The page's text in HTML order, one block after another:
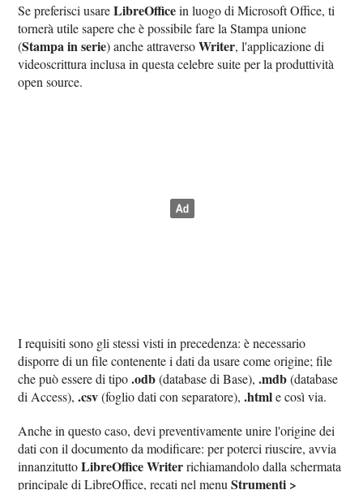
Se preferisci usareLibreOfficein luogo di Microsoft Office, ti
tornerà utile sapere che è possibile fare la Stampa unione
(Stampa in serie) anche attraversoWriter, l'applicazione di
videoscrittura inclusa in questa celebre suite per la produttività
open source.
I requisiti sono gli stessi visti in precedenza: è necessario
disporre di un file contenente i dati da usare come origine; file
che può essere di tipo.odb(database di Base),.mdb(database
di Access),.csv(foglio dati con separatore),.htmle così via.
Anche in questo caso, devi preventivamente unire l'origine dei
dati con il documento da modificare: per poterci riuscire, avvia
innanzituttoLibreOffice Writerrichiamandolo dalla schermata
principale di LibreOffice, recati nel menuStrumenti >